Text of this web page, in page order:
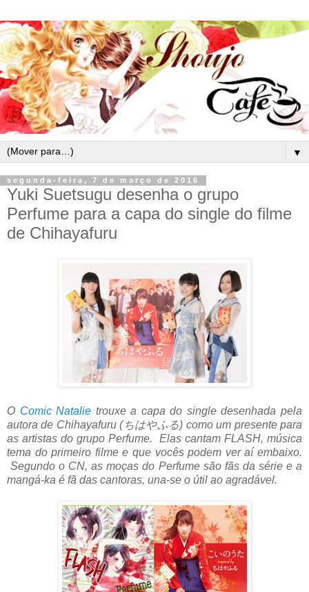
▼
segunda-feira, 7 de março de 2016
Yuki Suetsugu desenha o grupo
Perfume para a capa do single do filme
de Chihayafuru
O Comic Natalie trouxe a capa do single desenhada pela
autora de Chihayafuru (ちはやふる) como um presente para
as artistas do grupo Perfume. Elas cantam FLASH, música
tema do primeiro filme e que vocês podem ver aí embaixo.
Segundo o CN, as moças do Perfume são fãs da série e a
mangá-ka é fã das cantoras, una-se o útil ao agradável.